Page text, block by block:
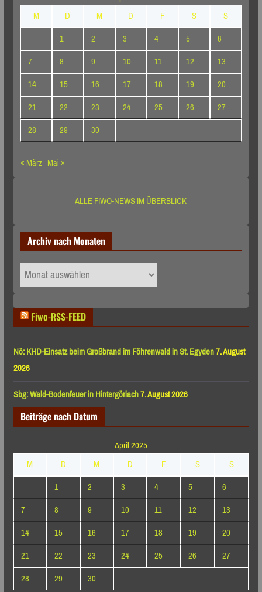
M
D M D F S
S
1
2 3 4 5
6
7
8 9 10 11 12
13
14
15 16 17 18 19
20
21
22 23 24 25 26
27
28
29
30
« März Mai »
ALLE FIWO-NEWS IM ÜBERBLICK
Archiv nach Monaten
Archiv
nach
Fiwo-RSS-FEED
Nö: KHD-Einsatz beim Großbrand im Föhrenwald in St. Egyden7. August
2026
Sbg: Wald-Bodenfeuer in Hintergöriach7. August 2026
Beiträge nach Datum
April 2025
M
D M D F S
S
1
2 3 4 5
6
7
8 9 10 11 12
13
14
15 16 17 18 19
20
21
22 23 24 25 26
27
28
29 30